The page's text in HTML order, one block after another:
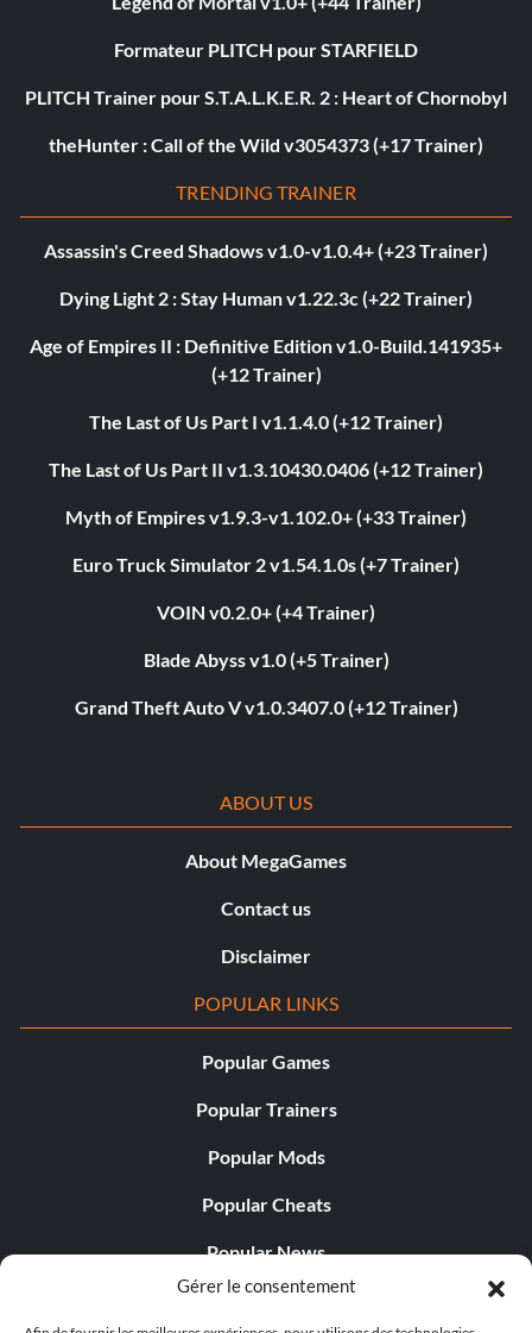
Gérer le consentement
Formateur PLITCH pour STARFIELD
PLITCH Trainer pour S.T.A.L.K.E.R. 2 : Heart of Chornobyl
theHunter : Call of the Wild v3054373 (+17 Trainer)
TRENDING TRAINER
Assassin's Creed Shadows v1.0-v1.0.4+ (+23 Trainer)
Dying Light 2 : Stay Human v1.22.3c (+22 Trainer)
Age of Empires II : Definitive Edition v1.0-Build.141935+
(+12 Trainer)
The Last of Us Part I v1.1.4.0 (+12 Trainer)
The Last of Us Part II v1.3.10430.0406 (+12 Trainer)
Myth of Empires v1.9.3-v1.102.0+ (+33 Trainer)
Euro Truck Simulator 2 v1.54.1.0s (+7 Trainer)
VOIN v0.2.0+ (+4 Trainer)
Blade Abyss v1.0 (+5 Trainer)
Grand Theft Auto V v1.0.3407.0 (+12 Trainer)
ABOUT US
About MegaGames
Contact us
Disclaimer
POPULAR LINKS
Popular Games
Popular Trainers
Popular Mods
Popular Cheats
Popular News
Popular Editorials